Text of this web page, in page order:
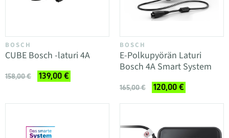
BOSCH
CUBE Bosch -laturi 4A
158,00 € 139,00 €
BOSCH
E-Polkupyörän Laturi
Bosch 4A Smart System
165,00 € 120,00 €